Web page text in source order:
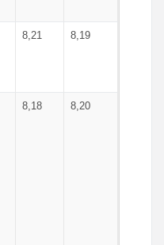
8,21 8,19
8,18 8,20